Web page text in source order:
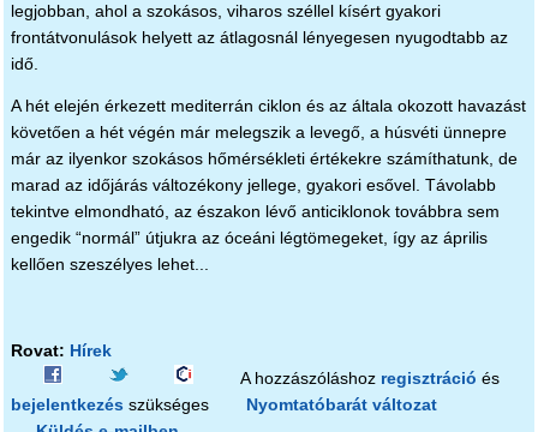
legjobban, ahol a szokásos, viharos széllel kísért gyakori
frontátvonulások helyett az átlagosnál lényegesen nyugodtabb az
idő.
A hét elején érkezett mediterrán ciklon és az általa okozott havazást
követően a hét végén már melegszik a levegő, a húsvéti ünnepre
már az ilyenkor szokásos hőmérsékleti értékekre számíthatunk, de
marad az időjárás változékony jellege, gyakori esővel. Távolabb
tekintve elmondható, az északon lévő anticiklonok továbbra sem
engedik “normál” útjukra az óceáni légtömegeket, így az április
kellően szeszélyes lehet...
Rovat: Hírek
A hozzászóláshoz regisztráció és
bejelentkezés szükséges
Nyomtatóbarát változat